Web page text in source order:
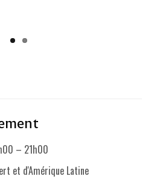
– 21h00
et d'Amérique Latine